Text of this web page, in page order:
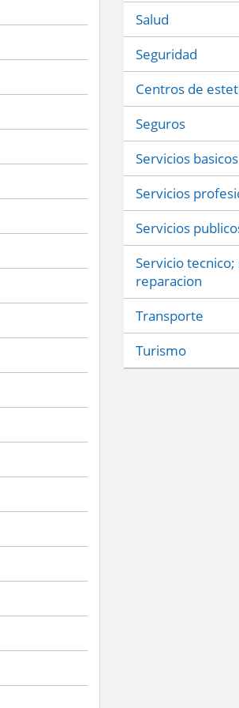
Salud
Seguridad
Centros de
Seguros
Servicios basicos
Servicios
Servicios
Servicio
reparacion
Transporte
Turismo